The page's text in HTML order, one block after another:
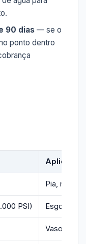
90 dias — se o
ponto dentro
Aplicação
Pia, ralo,
PSI) Esgoto
Vasos,